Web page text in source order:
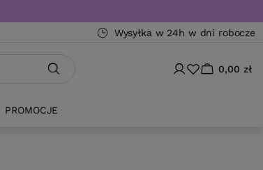
Wysyłka w 24h w dni robocze
0,00 zł
PROMOCJE